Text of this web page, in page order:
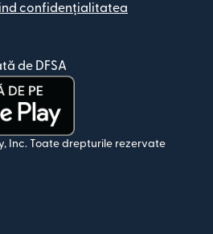
confidențialitatea
de DFSA
nouă)
Inc. Toate drepturile rezervate